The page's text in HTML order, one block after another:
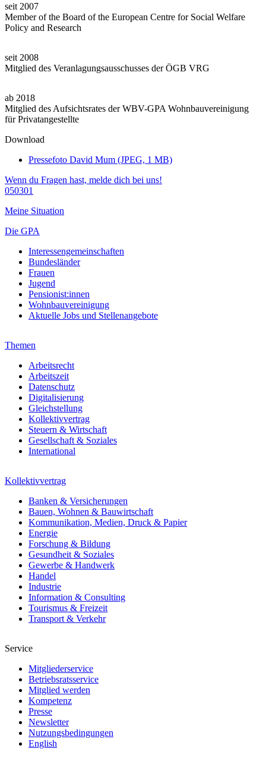
seit 2007
Member of the Board of the European Centre for Social Welfare
Policy and Research
seit 2008
Mitglied des Veranlagungsausschusses der ÖGB VRG
ab 2018
Mitglied des Aufsichtsrates der WBV-GPA Wohnbauvereinigung
für Privatangestellte
Download
Pressefoto David Mum (JPEG, 1 MB)
Wenn du Fragen hast, melde dich bei uns!
050301
Meine Situation
Die GPA
Interessengemeinschaften
Bundesländer
Frauen
Jugend
Pensionist:innen
Wohnbauvereinigung
Aktuelle Jobs und Stellenangebote
Themen
Arbeitsrecht
Arbeitszeit
Datenschutz
Digitalisierung
Gleichstellung
Kollektivvertrag
Steuern & Wirtschaft
Gesellschaft & Soziales
International
Kollektivvertrag
Banken & Versicherungen
Bauen, Wohnen & Bauwirtschaft
Kommunikation, Medien, Druck & Papier
Energie
Forschung & Bildung
Gesundheit & Soziales
Gewerbe & Handwerk
Handel
Industrie
Information & Consulting
Tourismus & Freizeit
Transport & Verkehr
Service
Mitgliederservice
Betriebsratsservice
Mitglied werden
Kompetenz
Presse
Newsletter
Nutzungsbedingungen
English